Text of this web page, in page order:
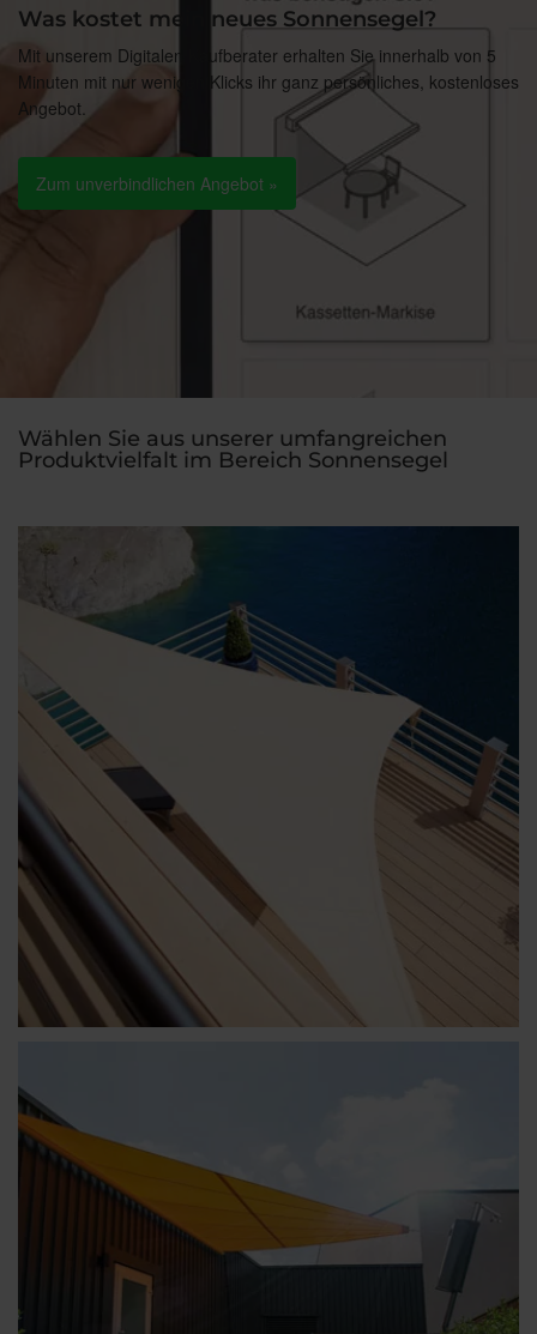
Was kostet mein neues Sonnensegel?
Mit unserem Digitalen Kaufberater erhalten Sie innerhalb von 5
Minuten mit nur wenigen Klicks ihr ganz persönliches, kostenloses
Angebot.
Zum unverbindlichen Angebot »
Wählen Sie aus unserer umfangreichen
Produktvielfalt im Bereich Sonnensegel